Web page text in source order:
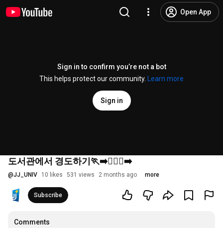
Open App
Sign in to confirm you’re not a bot
This helps protect our community.
Learn more
Sign in
도서관에서 경도하기🏃‍➡️🏃🏼‍♂️‍➡️
@JJ_UNIV 10 likes 531 views 2 months ago more
Subscribe
Comments